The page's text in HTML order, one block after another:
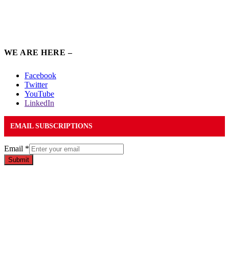
WE ARE HERE –
Facebook
Twitter
YouTube
LinkedIn
EMAIL SUBSCRIPTIONS
Email *
Submit